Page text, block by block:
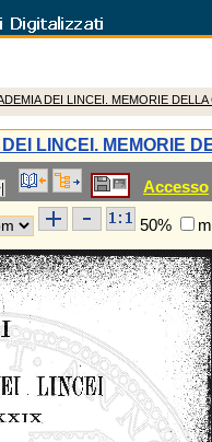
DEI LINCEI. MEMORIE
LINCEI. MEMORIE
Accesso
50%